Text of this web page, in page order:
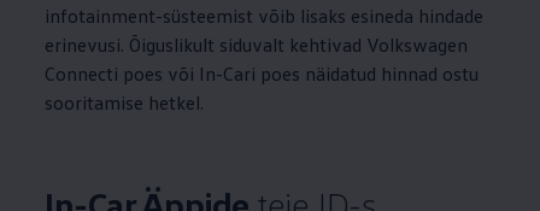
infotainment-süsteemist võib lisaks esineda hindade
erinevusi. Õiguslikult siduvalt kehtivad Volkswagen
Connecti poes või In-Cari poes näidatud hinnad ostu
sooritamise hetkel.